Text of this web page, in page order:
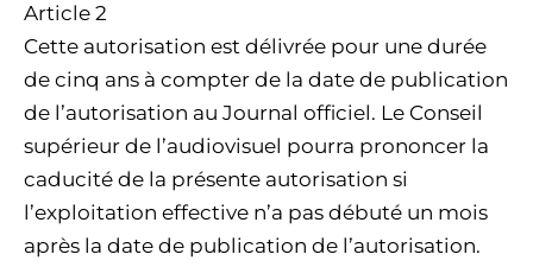
Article 2
Cette autorisation est délivrée pour une durée
de cinq ans à compter de la date de publication
de l’autorisation au Journal officiel. Le Conseil
supérieur de l’audiovisuel pourra prononcer la
caducité de la présente autorisation si
l’exploitation effective n’a pas débuté un mois
après la date de publication de l’autorisation.